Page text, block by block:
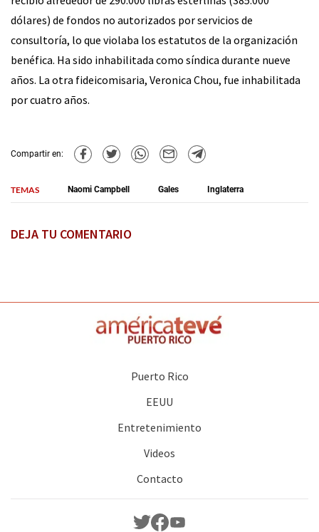
dólares) de fondos no autorizados por servicios de
consultoría, lo que violaba los estatutos de la organización
benéfica. Ha sido inhabilitada como síndica durante nueve
años. La otra fideicomisaria, Veronica Chou, fue inhabilitada
por cuatro años.
Compartir en:
TEMAS Naomi Campbell Gales Inglaterra
DEJA TU COMENTARIO
Puerto Rico
EEUU
Entretenimiento
Videos
Contacto